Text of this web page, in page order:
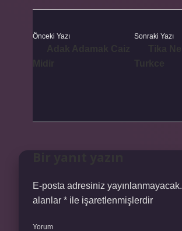
Önceki Yazı Sonraki Yazı
E-posta adresiniz yayınlanmayacak.
alanlar * ile işaretlenmişlerdir
Yorum